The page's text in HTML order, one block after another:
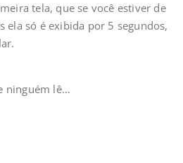
tela, que se você estiver de
ela só é exibida por 5 segundos,
ninguém lê…